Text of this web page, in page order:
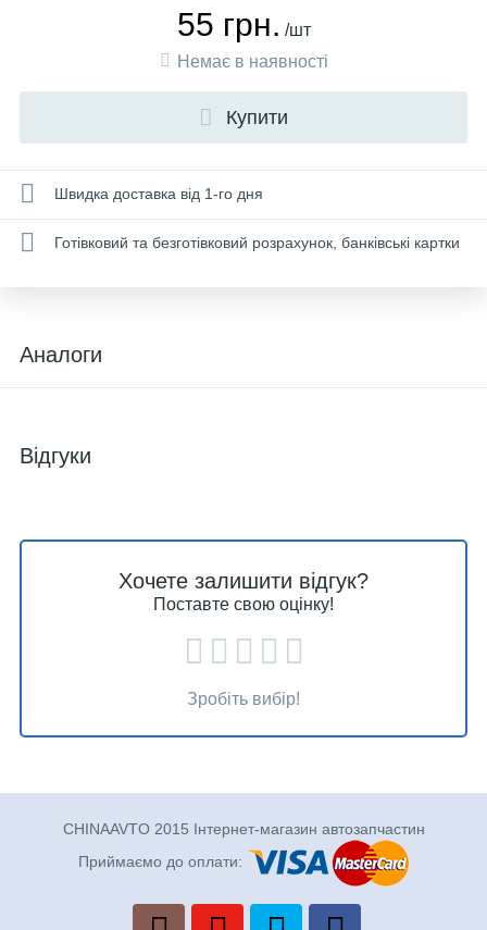
55 грн. /шт
Немає в наявності
Купити
Швидка доставка від 1-го дня
Готівковий та безготівковий розрахунок, банківські картки
Аналоги
Відгуки
Хочете залишити відгук?
Поставте свою оцінку!
Зробіть вибір!
CHINAAVTO 2015 Інтернет-магазин автозапчастин
Приймаємо до оплати: